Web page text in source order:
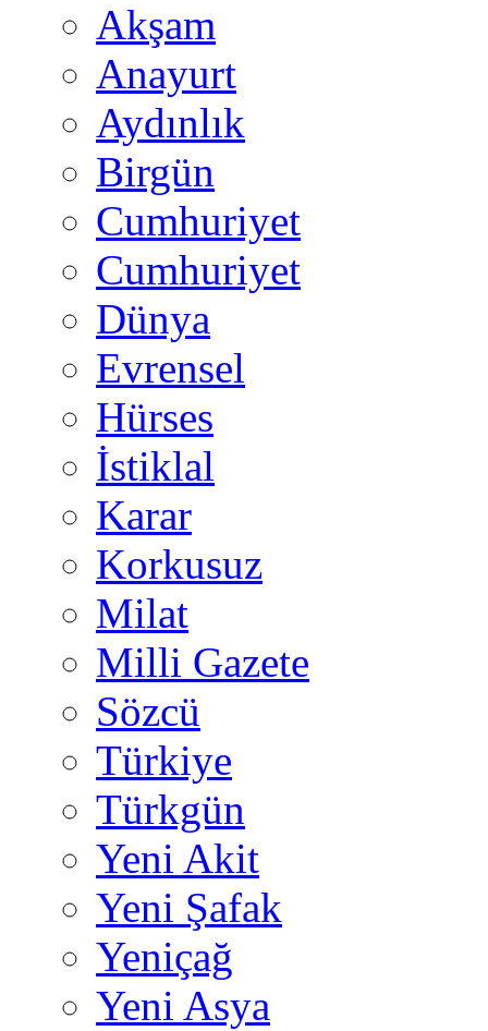
Akşam
Anayurt
Aydınlık
Birgün
Cumhuriyet
Cumhuriyet
Dünya
Evrensel
Hürses
İstiklal
Karar
Korkusuz
Milat
Milli Gazete
Sözcü
Türkiye
Türkgün
Yeni Akit
Yeni Şafak
Yeniçağ
Yeni Asya